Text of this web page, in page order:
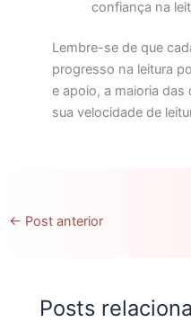
confiança na
Lembre-se de que
progresso na leitura
e apoio, a maioria
sua velocidade de
← Post anterior
Posts